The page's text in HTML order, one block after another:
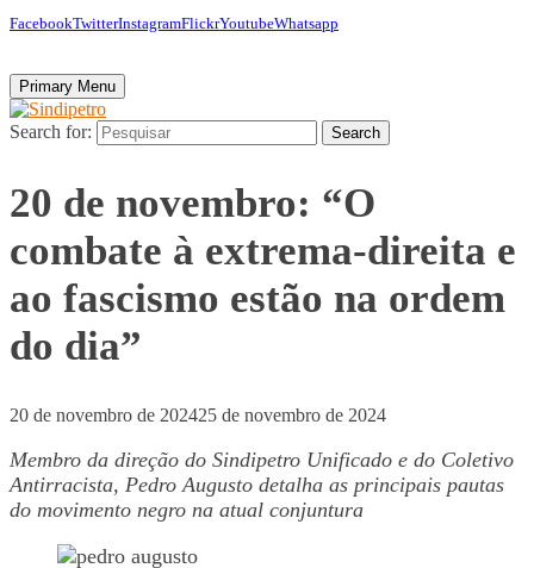
FacebookTwitterInstagramFlickrYoutubeWhatsapp
Primary Menu
Search for: Search
20 de novembro: “O
combate à extrema-direita e
ao fascismo estão na ordem
do dia”
20 de novembro de 202425 de novembro de 2024
Membro da direção do Sindipetro Unificado e do Coletivo
Antirracista, Pedro Augusto detalha as principais pautas
do movimento negro na atual conjuntura